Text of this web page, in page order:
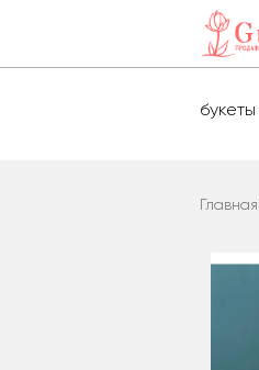
букеты
Главная